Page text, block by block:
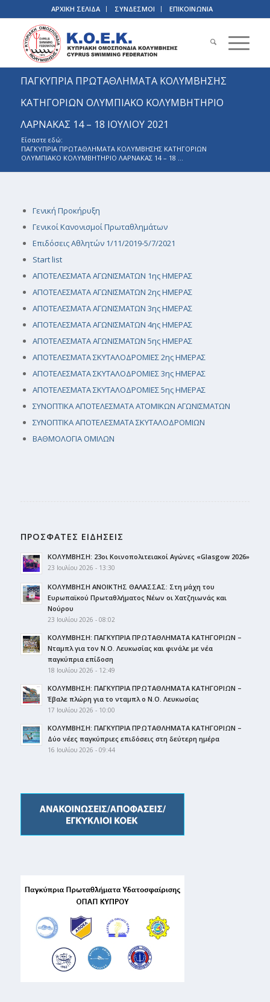
ΑΡΧΙΚΗ ΣΕΛΙΔΑ ΣΥΝΔΕΣΜΟΙ ΕΠΙΚΟΙΝΩΝΙΑ
ΠΑΓΚΥΠΡΙΑ ΠΡΩΤΑΘΛΗΜΑΤΑ ΚΟΛΥΜΒΗΣΗΣ
ΚΑΤΗΓΟΡΙΩΝ ΟΛΥΜΠΙΑΚΟ ΚΟΛΥΜΒΗΤΗΡΙΟ
ΛΑΡΝΑΚΑΣ 14 – 18 ΙΟΥΛΙΟΥ 2021
Είσαστε εδώ:
ΠΑΓΚΥΠΡΙΑ ΠΡΩΤΑΘΛΗΜΑΤΑ ΚΟΛΥΜΒΗΣΗΣ ΚΑΤΗΓΟΡΙΩΝ
ΟΛΥΜΠΙΑΚΟ ΚΟΛΥΜΒΗΤΗΡΙΟ ΛΑΡΝΑΚΑΣ 14 – 18 ...
Γενική Προκήρυξη
Γενικοί Κανονισμοί Πρωταθλημάτων
Επιδόσεις Αθλητών 1/11/2019-5/7/2021
Start list
ΑΠΟΤΕΛΕΣΜΑΤΑ ΑΓΩΝΙΣΜΑΤΩΝ 1ης ΗΜΕΡΑΣ
ΑΠΟΤΕΛΕΣΜΑΤΑ ΑΓΩΝΙΣΜΑΤΩΝ 2ης ΗΜΕΡΑΣ
ΑΠΟΤΕΛΕΣΜΑΤΑ ΑΓΩΝΙΣΜΑΤΩΝ 3ης ΗΜΕΡΑΣ
ΑΠΟΤΕΛΕΣΜΑΤΑ ΑΓΩΝΙΣΜΑΤΩΝ 4ης ΗΜΕΡΑΣ
ΑΠΟΤΕΛΕΣΜΑΤΑ ΑΓΩΝΙΣΜΑΤΩΝ 5ης ΗΜΕΡΑΣ
ΑΠΟΤΕΛΕΣΜΑΤΑ ΣΚΥΤΑΛΟΔΡΟΜΙΕΣ 2ης ΗΜΕΡΑΣ
ΑΠΟΤΕΛΕΣΜΑΤΑ ΣΚΥΤΑΛΟΔΡΟΜΙΕΣ 3ης ΗΜΕΡΑΣ
ΑΠΟΤΕΛΕΣΜΑΤΑ ΣΚΥΤΑΛΟΔΡΟΜΙΕΣ 5ης ΗΜΕΡΑΣ
ΣΥΝΟΠΤΙΚΑ ΑΠΟΤΕΛΕΣΜΑΤΑ ΑΤΟΜΙΚΩΝ ΑΓΩΝΙΣΜΑΤΩΝ
ΣΥΝΟΠΤΙΚΑ ΑΠΟΤΕΛΕΣΜΑΤΑ ΣΚΥΤΑΛΟΔΡΟΜΙΩΝ
ΒΑΘΜΟΛΟΓΙΑ ΟΜΙΛΩΝ
ΠΡΟΣΦΑΤΕΣ ΕΙΔΗΣΕΙΣ
ΚΟΛΥΜΒΗΣΗ: 23οι Κοινοπολιτειακοί Αγώνες «Glasgow 2026»
23 Ιουλίου 2026 - 13:30
ΚΟΛΥΜΒΗΣΗ ΑΝΟΙΚΤΗΣ ΘΑΛΑΣΣΑΣ: Στη μάχη του
Ευρωπαϊκού Πρωταθλήματος Νέων οι Χατζηιωνάς και
Νούρου
23 Ιουλίου 2026 - 08:02
ΚΟΛΥΜΒΗΣΗ: ΠΑΓΚΥΠΡΙΑ ΠΡΩΤΑΘΛΗΜΑΤΑ ΚΑΤΗΓΟΡΙΩΝ –
Νταμπλ για τον Ν.Ο. Λευκωσίας και φινάλε με νέα
παγκύπρια επίδοση
18 Ιουλίου 2026 - 12:49
ΚΟΛΥΜΒΗΣΗ: ΠΑΓΚΥΠΡΙΑ ΠΡΩΤΑΘΛΗΜΑΤΑ ΚΑΤΗΓΟΡΙΩΝ –
Έβαλε πλώρη για το νταμπλ ο Ν.Ο. Λευκωσίας
17 Ιουλίου 2026 - 10:00
ΚΟΛΥΜΒΗΣΗ: ΠΑΓΚΥΠΡΙΑ ΠΡΩΤΑΘΛΗΜΑΤΑ ΚΑΤΗΓΟΡΙΩΝ –
Δύο νέες παγκύπριες επιδόσεις στη δεύτερη ημέρα
16 Ιουλίου 2026 - 09:44